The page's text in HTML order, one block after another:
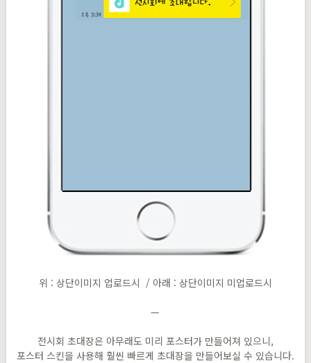
위 : 상단이미지 업로드시 / 아래 : 상단이미지 미업로드시
—
전시회 초대장은 아무래도 미리 포스터가 만들어져 있으니,
포스터 스킨을 사용해 훨씬 빠르게 초대장을 만들어보실 수 있습니다.